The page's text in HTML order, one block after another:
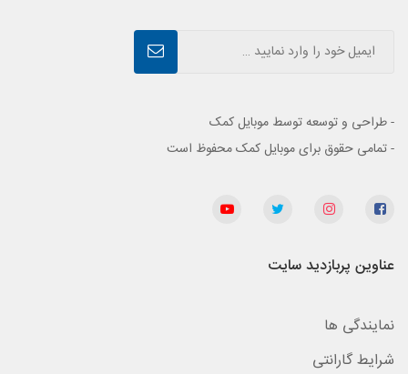
- طراحی و توسعه توسط موبایل کمک
- تمامی حقوق برای موبایل کمک محفوظ است
عناوین پربازدید سایت
نمایندگی ها
شرایط گارانتی